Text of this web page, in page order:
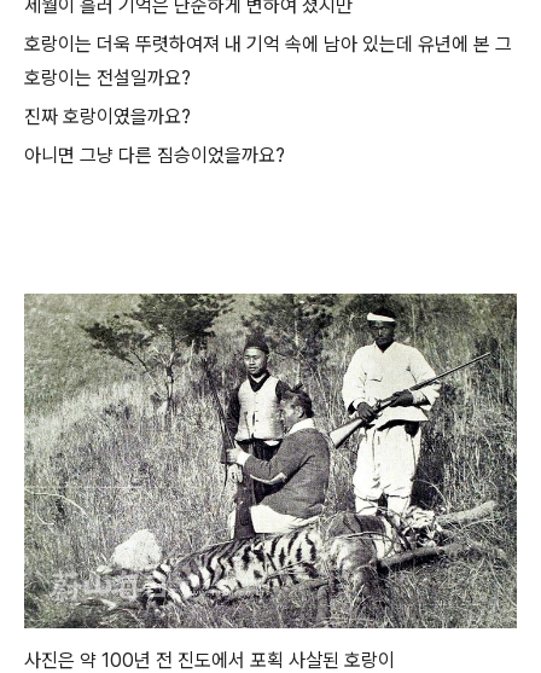
세월이 흘러 기억은 단순하게 변하여 졌지만
호랑이는 더욱 뚜렷하여져 내 기억 속에 남아 있는데 유년에 본 그
호랑이는 전설일까요?
진짜 호랑이였을까요?
아니면 그냥 다른 짐승이었을까요?
사진은 약 100년 전 진도에서 포획 사살된 호랑이